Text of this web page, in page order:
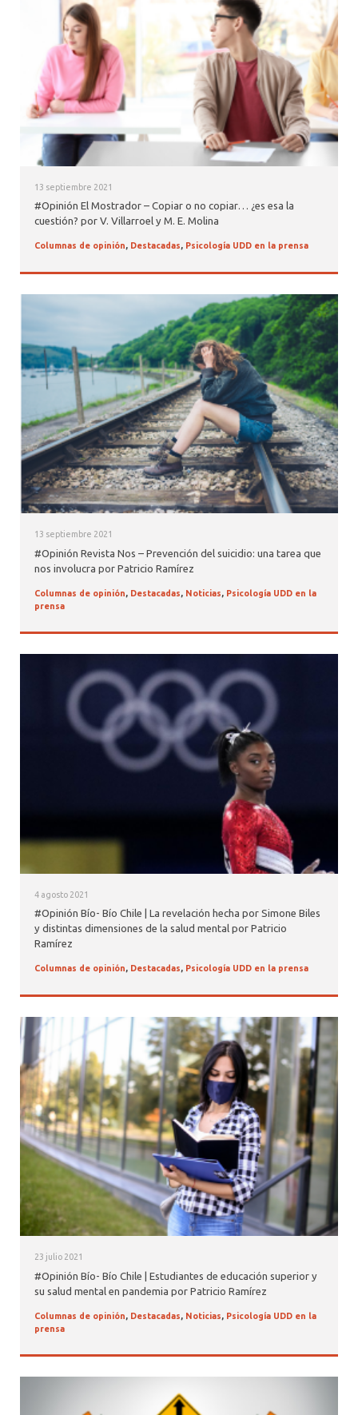
13 septiembre 2021
#Opinión El Mostrador – Copiar o no copiar… ¿es esa la
cuestión? por V. Villarroel y M. E. Molina
Columnas de opinión, Destacadas, Psicología UDD en la prensa
13 septiembre 2021
#Opinión Revista Nos – Prevención del suicidio: una tarea que
nos involucra por Patricio Ramírez
Columnas de opinión, Destacadas, Noticias, Psicología UDD en la
prensa
4 agosto 2021
#Opinión Bío- Bío Chile | La revelación hecha por Simone Biles
y distintas dimensiones de la salud mental por Patricio
Ramírez
Columnas de opinión, Destacadas, Psicología UDD en la prensa
23 julio 2021
#Opinión Bío- Bío Chile | Estudiantes de educación superior y
su salud mental en pandemia por Patricio Ramírez
Columnas de opinión, Destacadas, Noticias, Psicología UDD en la
prensa